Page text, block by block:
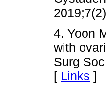
4. Yoon
with
Surg
[ Links ]